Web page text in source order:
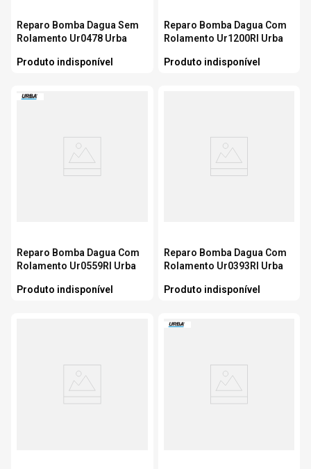
Reparo Bomba Dagua Sem
Rolamento Ur0478 Urba
Produto indisponível
Reparo Bomba Dagua Com
Rolamento Ur1200Rl Urba
Produto indisponível
Reparo Bomba Dagua Com
Rolamento Ur0559Rl Urba
Produto indisponível
Reparo Bomba Dagua Com
Rolamento Ur0393Rl Urba
Produto indisponível